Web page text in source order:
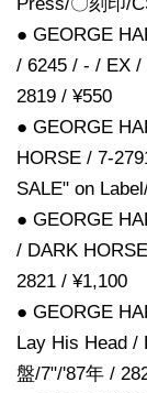
● GEORGE
/ 6245 / - / EX /
2819 / ¥550
● GEORGE
HORSE / 7-
SALE" on
● GEORGE
/ DARK
2821 / ¥1,100
● GEORGE
Lay His Head /
盤/7"/'87年 /